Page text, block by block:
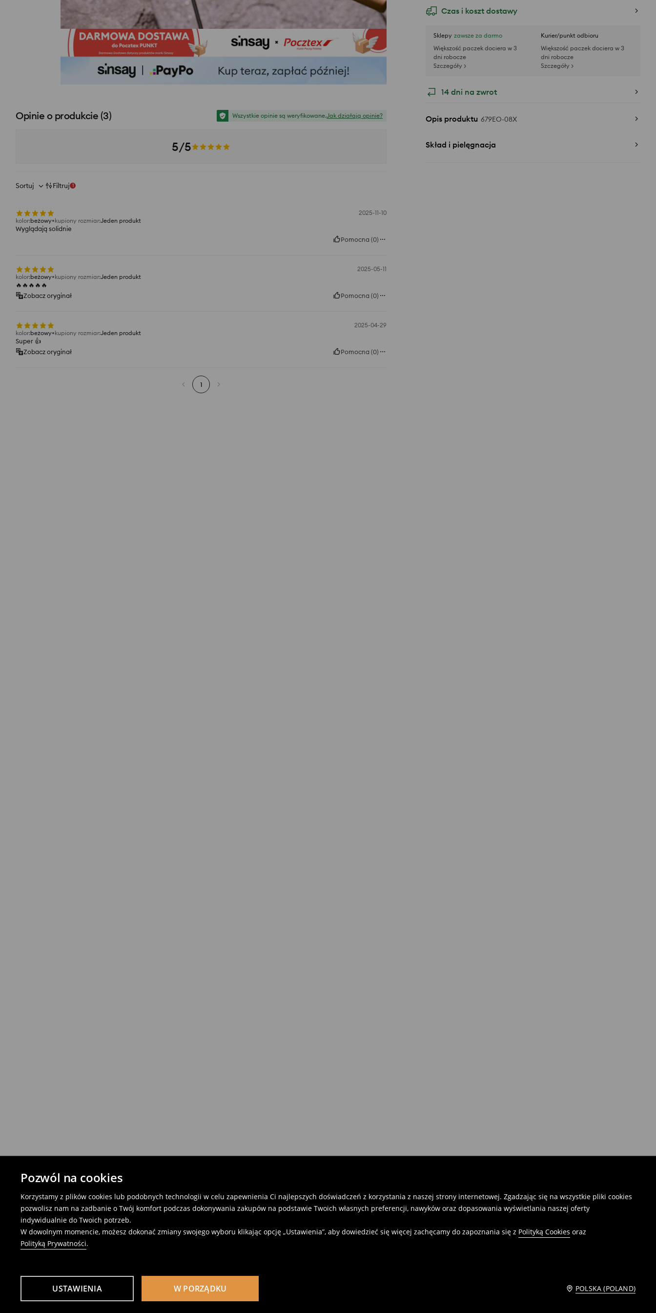
Pozwól na cookies
Korzystamy z plików cookies lub podobnych technologii w celu zapewnienia Ci najlepszych doświadczeń z korzystania z naszej strony internetowej. Zgadzając się na wszystkie pliki cookies
pozwolisz nam na zadbanie o Twój komfort podczas dokonywania zakupów na podstawie Twoich własnych preferencji, nawyków oraz dopasowania wyświetlania naszej oferty
indywidualnie do Twoich potrzeb.
W dowolnym momencie, możesz dokonać zmiany swojego wyboru klikając opcję „Ustawienia”, aby dowiedzieć się więcej zachęcamy do zapoznania się z Polityką Cookies oraz
Polityką Prywatności.
USTAWIENIA W PORZĄDKU POLSKA (POLAND)
Czas i koszt dostawy
Sklepy zawsze za darmo
Większość paczek dociera w 3
dni robocze
Szczegóły >
Kurier/punkt odbioru
Większość paczek dociera w 3
dni robocze
Szczegóły >
14 dni na zwrot
Opis produktu 679EO-08X
Skład i pielęgnacja
Opinie o produkcie (3) Wszystkie opinie są weryfikowane.Jak działają opinie?
5/5
Sortuj Filtruj 1
2025-11-10
kolor:beżowy kupiony rozmiar:Jeden produkt
Wyglądają solidnie
Pomocna (0)
2025-05-11
kolor:beżowy kupiony rozmiar:Jeden produkt
🔥🔥🔥🔥🔥
Zobacz oryginał
Pomocna (0)
2025-04-29
kolor:beżowy kupiony rozmiar:Jeden produkt
Super 👍️
Zobacz oryginał
Pomocna (0)
1